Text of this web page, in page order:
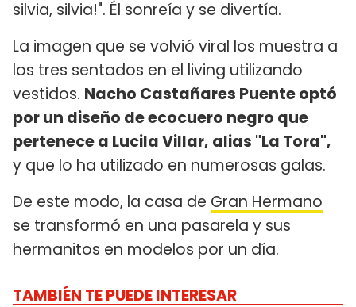
silvia, silvia!". Él sonreía y se divertía.
La imagen que se volvió viral los muestra a
los tres sentados en el living utilizando
vestidos. Nacho Castañares Puente optó
por un diseño de ecocuero negro que
pertenece a Lucila Villar, alias "La Tora",
y que lo ha utilizado en numerosas galas.
De este modo, la casa de Gran Hermano
se transformó en una pasarela y sus
hermanitos en modelos por un día.
TAMBIÉN TE PUEDE INTERESAR